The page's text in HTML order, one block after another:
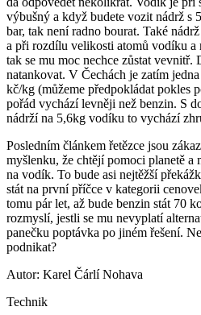
výbušný a když budete vozit nádrž s
bar, tak není radno bourat. Také
a při rozdílu velikosti atomů vodíku a
tak se mu moc nechce zůstat vevnitř.
natankovat. V Čechách je zatím
kč/kg (můžeme předpokládat pokles
pořád vychází levněji než benzin. S
nádrží na 5,6kg vodíku to vychází
Posledním článkem řetězce jsou
myšlenku, že chtějí pomoci planetě
na vodík. To bude asi nejtěžší
stát na první příčce v kategorii
tomu pár let, až bude benzin stát 70
rozmyslí, jestli se mu nevyplatí
panečku poptávka po jiném řešení.
podnikat?
Autor: Karel Čárlí Nohava
Technik